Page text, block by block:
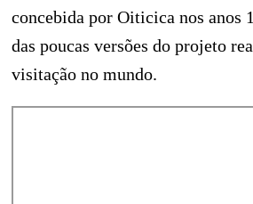
concebida por Oiticica nos anos
das poucas versões do projeto
visitação no mundo.